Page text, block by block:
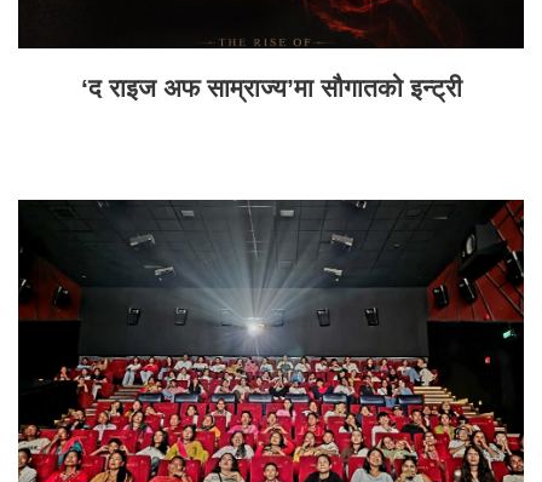
‘द राइज अफ साम्राज्य’मा सौगातको इन्ट्री